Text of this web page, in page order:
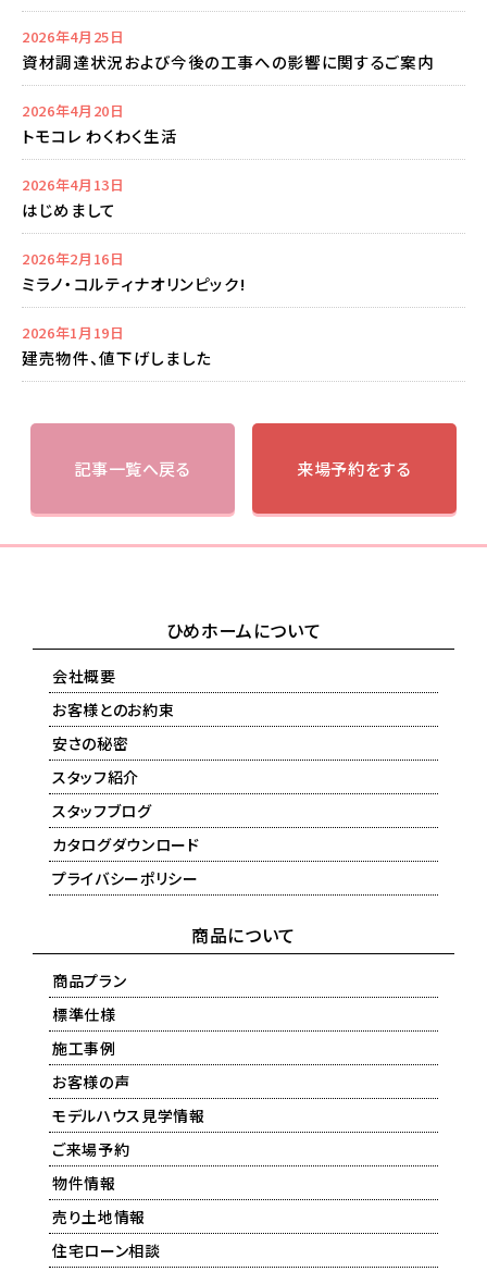
2026年4月25日
資材調達状況および今後の工事への影響に関するご案内
2026年4月20日
トモコレ わくわく生活
2026年4月13日
はじめまして
2026年2月16日
ミラノ・コルティナオリンピック!
2026年1月19日
建売物件、値下げしました
記事一覧へ戻る 来場予約をする
ひめホームについて
会社概要
お客様とのお約束
安さの秘密
スタッフ紹介
スタッフブログ
カタログダウンロード
プライバシーポリシー
商品について
商品プラン
標準仕様
施工事例
お客様の声
モデルハウス見学情報
ご来場予約
物件情報
売り土地情報
住宅ローン相談